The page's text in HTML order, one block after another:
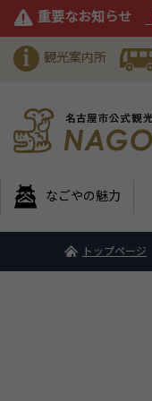
重要なお知らせ
観光案内所
なごやの魅力
トップページ